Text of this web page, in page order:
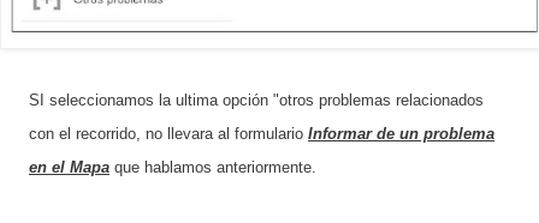
SI seleccionamos la ultima opción "otros problemas relacionados
con el recorrido, no llevara al formulario Informar de un problema
en el Mapa que hablamos anteriormente.